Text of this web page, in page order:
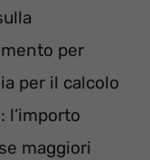
per
per il calcolo
l’importo
maggiori